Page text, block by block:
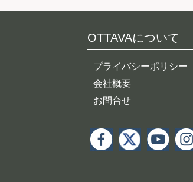
OTTAVAについて
プライバシーポリシー
会社概要
お問合せ